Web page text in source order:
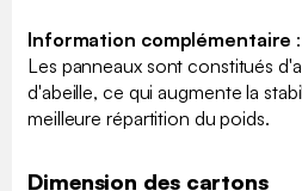
Information complémentaire :
Les panneaux sont constitués
d'abeille, ce qui augmente la
meilleure répartition du poids.
Dimension des cartons